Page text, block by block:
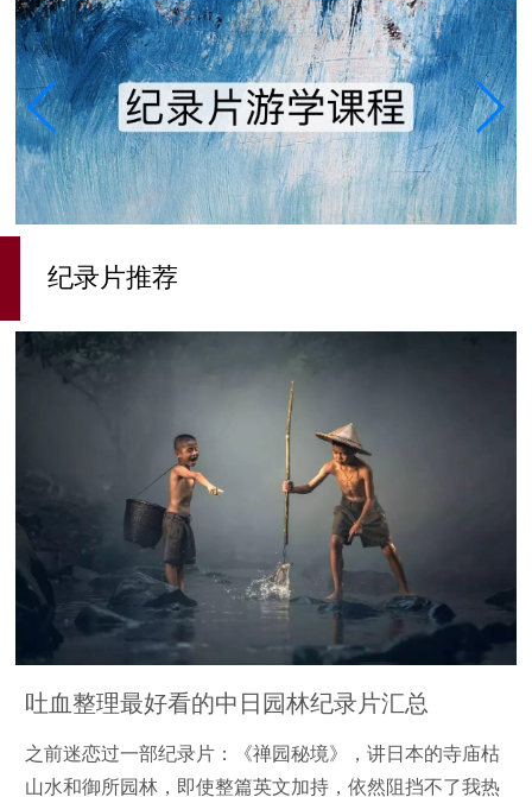
纪录片推荐
吐血整理最好看的中日园林纪录片汇总
之前迷恋过一部纪录片：《禅园秘境》，讲日本的寺庙枯
山水和御所园林，即使整篇英文加持，依然阻挡不了我热